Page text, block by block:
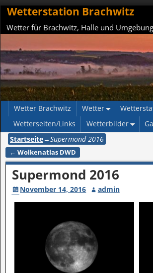
Wetterstation Brachwitz
Wetter für Brachwitz, Halle und
Wetter Brachwitz Wetter
Wetterseiten/Links
Wetterbilder
Startseite→Supermond 2016
Artikelnavigation
← Wolkenatlas DWD
Supermond 2016
November 14, 2016 admin